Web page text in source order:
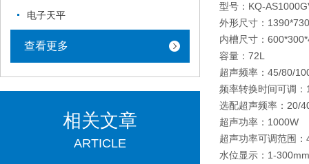
电子天平
查看更多
相关文章
ARTICLE
型号：KQ-
外形尺寸：
内槽尺寸：
容量：72L
超声频率：45/80/
频率转换时间可调：
选配超声频率：20/
超声功率：1000W
超声功率可调范围
水位显示：1-300mm